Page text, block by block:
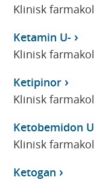
Klinisk
Ketamin U-
Klinisk
Ketipinor
Klinisk
Ketobemidon
Klinisk
Ketogan